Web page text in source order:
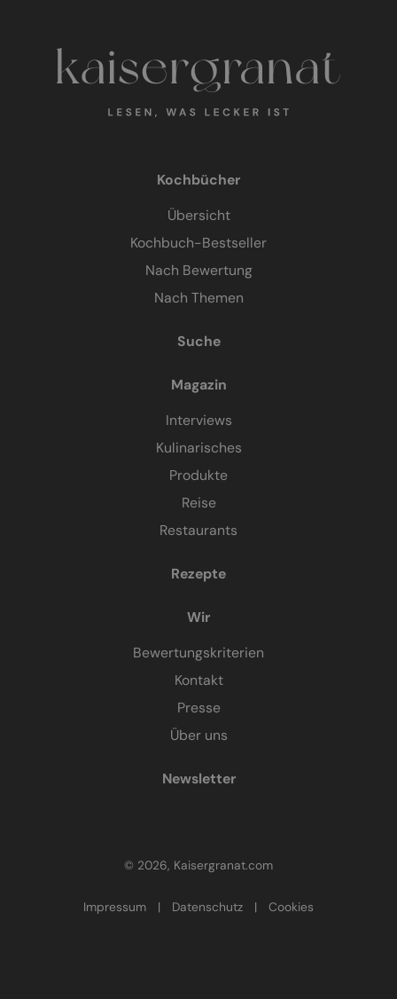
Kochbücher
Übersicht
Kochbuch-Bestseller
Nach Bewertung
Nach Themen
Suche
Magazin
Interviews
Kulinarisches
Produkte
Reise
Restaurants
Rezepte
Wir
Bewertungskriterien
Kontakt
Presse
Über uns
Newsletter
© 2026, Kaisergranat.com
Impressum | Datenschutz | Cookies